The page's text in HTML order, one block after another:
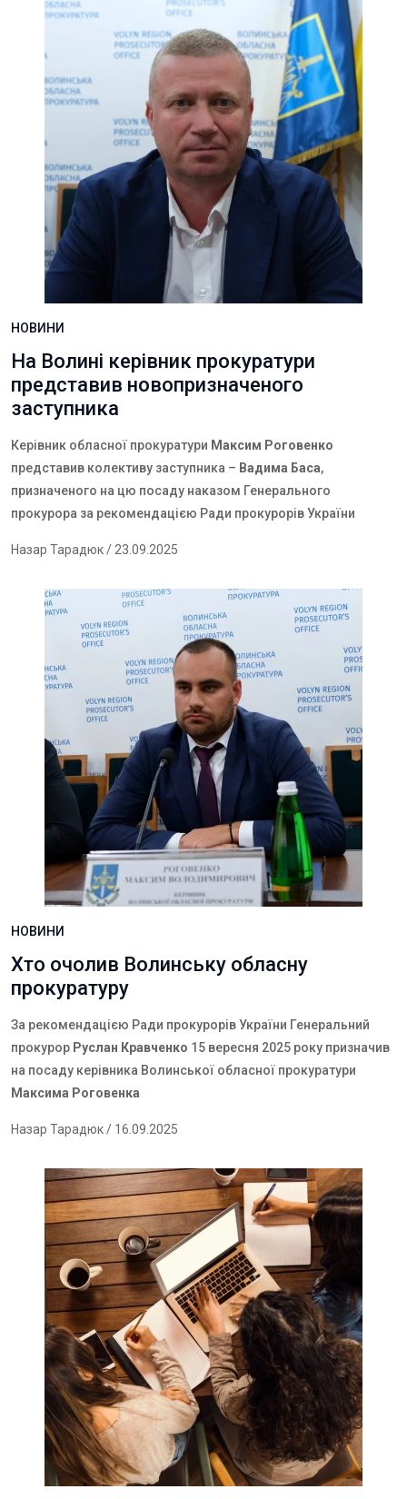
НОВИНИ
На Волині керівник прокуратури
представив новопризначеного
заступника
Керівник обласної прокуратури Максим Роговенко
представив колективу заступника – Вадима Баса,
призначеного на цю посаду наказом Генерального
прокурора за рекомендацією Ради прокурорів України
Назар Тарадюк/ 23.09.2025
НОВИНИ
Хто очолив Волинську обласну
прокуратуру
За рекомендацією Ради прокурорів України Генеральний
прокурор Руслан Кравченко 15 вересня 2025 року призначив
на посаду керівника Волинської обласної прокуратури
Максима Роговенка
Назар Тарадюк/ 16.09.2025